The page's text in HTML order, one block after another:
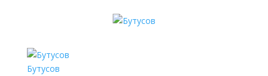
Бутусов